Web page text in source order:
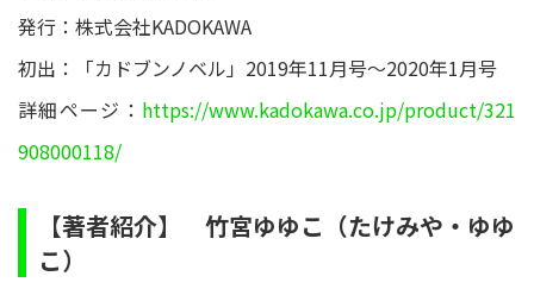
発行：株式会社KADOKAWA
初出：「カドブンノベル」2019年11月号～2020年1月号
詳細ページ： https://www.kadokawa.co.jp/product/321
908000118/
【著者紹介】 竹宮ゆゆこ（たけみや・ゆゆ
こ）